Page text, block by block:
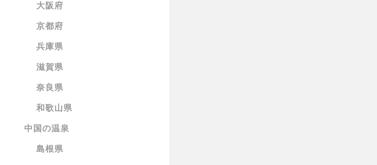
大阪府
京都府
兵庫県
滋賀県
奈良県
和歌山県
中国の温泉
島根県